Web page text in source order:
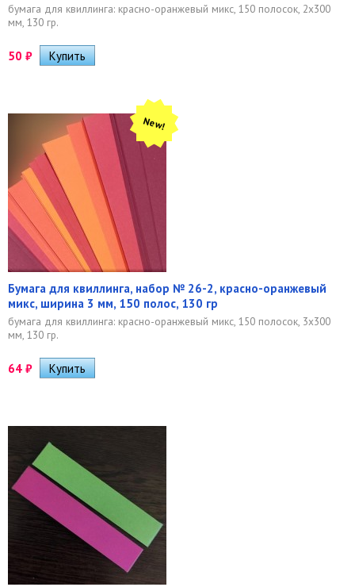
бумага для квиллинга: красно-оранжевый микс, 150 полосок, 2х300
мм, 130 гр.
50 ₽
New!
Бумага для квиллинга, набор № 26-2, красно-оранжевый
микс, ширина 3 мм, 150 полос, 130 гр
бумага для квиллинга: красно-оранжевый микс, 150 полосок, 3х300
мм, 130 гр.
64 ₽